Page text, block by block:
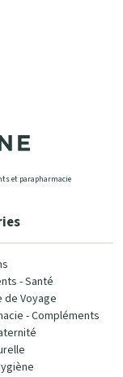
et parapharmacie
- Santé
de Voyage
- Compléments